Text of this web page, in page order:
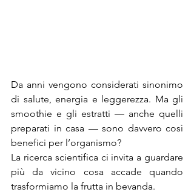
Da anni vengono considerati sinonimo
di salute, energia e leggerezza. Ma gli
smoothie e gli estratti — anche quelli
preparati in casa — sono davvero così
benefici per l’organismo?
La ricerca scientifica ci invita a guardare
più da vicino cosa accade quando
trasformiamo la frutta in bevanda.